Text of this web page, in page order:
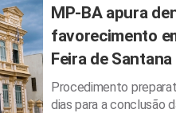
MP-BA apura
favorecimento
Feira de Santana
Procedimento
dias para a conclusão